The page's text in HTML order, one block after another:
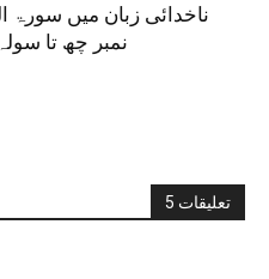
ناخدائی زبان میں سورۃ
نمبر چھ تا
5 تعليقات